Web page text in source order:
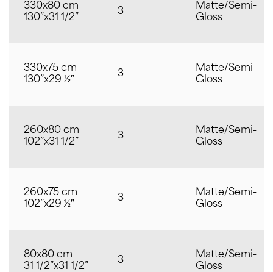
330x80 cm
130”x31 1/2”
3
Matte/Semi-
Gloss
330x75 cm
130”x29 ½″
3
Matte/Semi-
Gloss
260x80 cm
102”x31 1/2”
3
Matte/Semi-
Gloss
260x75 cm
102”x29 ½″
3
Matte/Semi-
Gloss
80x80 cm
31 1/2”x31 1/2”
3
Matte/Semi-
Gloss